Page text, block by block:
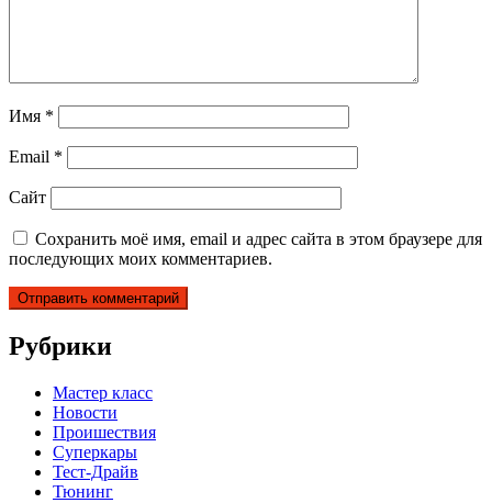
Имя *
Email *
Сайт
Сохранить моё имя, email и адрес сайта в этом браузере для
последующих моих комментариев.
Рубрики
Мастер класс
Новости
Проишествия
Суперкары
Тест-Драйв
Тюнинг